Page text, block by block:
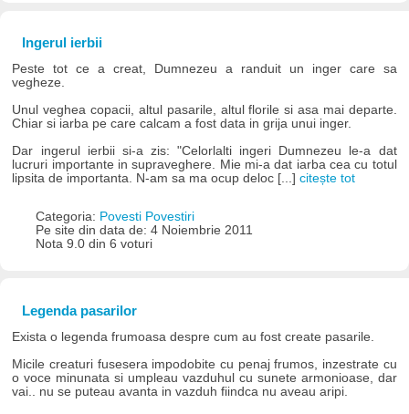
Ingerul ierbii
Peste tot ce a creat, Dumnezeu a randuit un inger care sa
vegheze.
Unul veghea copacii, altul pasarile, altul florile si asa mai departe.
Chiar si iarba pe care calcam a fost data in grija unui inger.
Dar ingerul ierbii si-a zis: "Celorlalti ingeri Dumnezeu le-a dat
lucruri importante in supraveghere. Mie mi-a dat iarba cea cu totul
lipsita de importanta. N-am sa ma ocup deloc [...]citește tot
Categoria: Povesti Povestiri
Pe site din data de: 4 Noiembrie 2011
Nota 9.0 din 6 voturi
Legenda pasarilor
Exista o legenda frumoasa despre cum au fost create pasarile.
Micile creaturi fusesera impodobite cu penaj frumos, inzestrate cu
o voce minunata si umpleau vazduhul cu sunete armonioase, dar
vai.. nu se puteau avanta in vazduh fiindca nu aveau aripi.